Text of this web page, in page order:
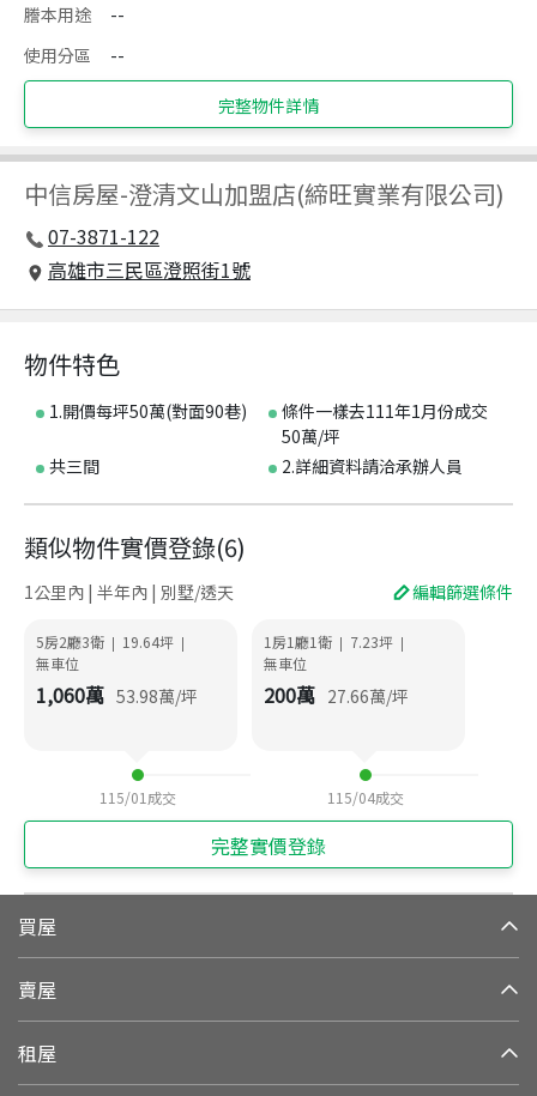
謄本用途
--
使用分區
--
完整物件詳情
中信房屋-澄清文山加盟店(締旺實業有限公司)
07-3871-122
高雄市三民區澄照街1號
物件特色
1.開價每坪50萬(對面90巷)
條件一樣去111年1月份成交
50萬/坪
共三間
2.詳細資料請洽承辦人員
類似物件實價登錄(6)
1公里內 | 半年內 | 別墅/透天 編輯篩選條件
5房2廳3衛 | 19.64坪 |
無車位
1,060萬 53.98萬/坪
115/01 成交
1房1廳1衛 | 7.23坪 |
無車位
200萬 27.66萬/坪
115/04成交
完整實價登錄
買屋
賣屋
租屋